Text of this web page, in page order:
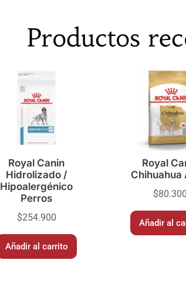
Productos
Royal Canin
Hidrolizado /
Hipoalergénico
Perros
$254.900
Añadir al carrito
Royal
Chihuahua
$80.300
Añadir al